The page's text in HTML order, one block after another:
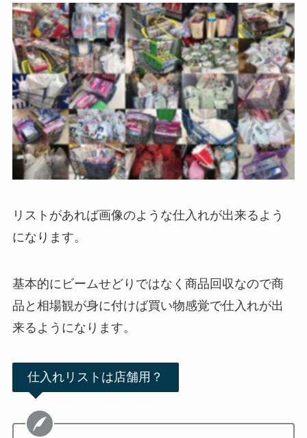
リストがあれば画像のような仕入れが出来るよう
になります。
基本的にビームせどりではなく商品回収なので商
品と相場観が身に付けば買い物感覚で仕入れが出
来るようになります。
仕入れリストは店舗用？